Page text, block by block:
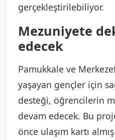
gerçekleştirilebiliyor.
Mezuniyete
edecek
Pamukkale ve
yaşayan gençler için
desteği, öğrencilerin
devam edecek. Bu
önce ulaşım kartı